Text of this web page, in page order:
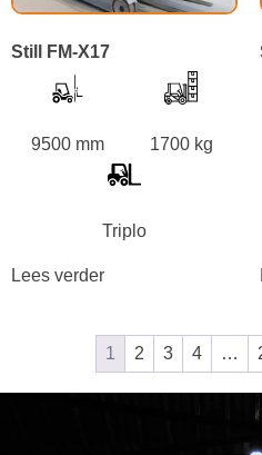
Still FM-X17
9500 mm 1700 kg
Triplo
Lees verder
1 2 3 4 …